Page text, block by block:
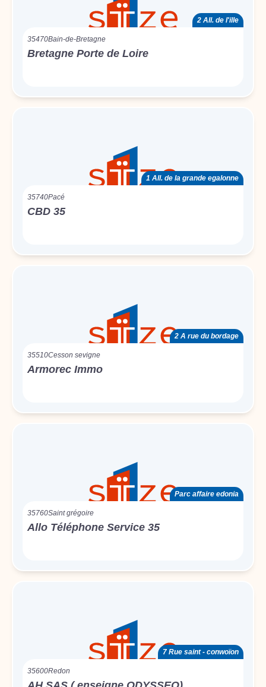
2 All. de l'ille
35470Bain-de-Bretagne
Bretagne Porte de Loire
1 All. de la grande egalonne
35740Pacé
CBD 35
2 A rue du bordage
35510Cesson sevigne
Armorec Immo
Parc affaire edonia
35760Saint grégoire
Allo Téléphone Service 35
7 Rue saint - conwoïon
35600Redon